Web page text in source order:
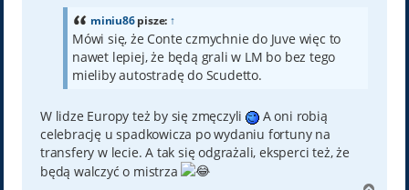
miniu86pisze: ↑
Mówi się, że Conte czmychnie do Juve więc to
nawet lepiej, że będą grali w LM bo bez tego
mieliby autostradę do Scudetto.
W lidze Europy też by się zmęczyli
A oni robią
celebrację u spadkowicza po wydaniu fortuny na
transfery w lecie. A tak się odgrażali, eksperci też, że
będą walczyć o mistrza